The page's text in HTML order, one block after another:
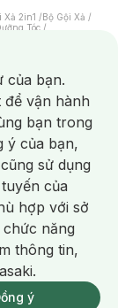
2H.
100K)
Xả 2in1 /Bộ Gội Xả /
Tóc /
Thân
Rửa Tay
/
Miệng
Vùng Kín/
Râu Dao Cạo Râu/
Da Mụn/
/
/Máy Chăm Sóc Da
của bạn.
để vận hành
bạn trong
ý của bạn,
sử dụng
của
hợp với sở
năng
thông tin,
ý